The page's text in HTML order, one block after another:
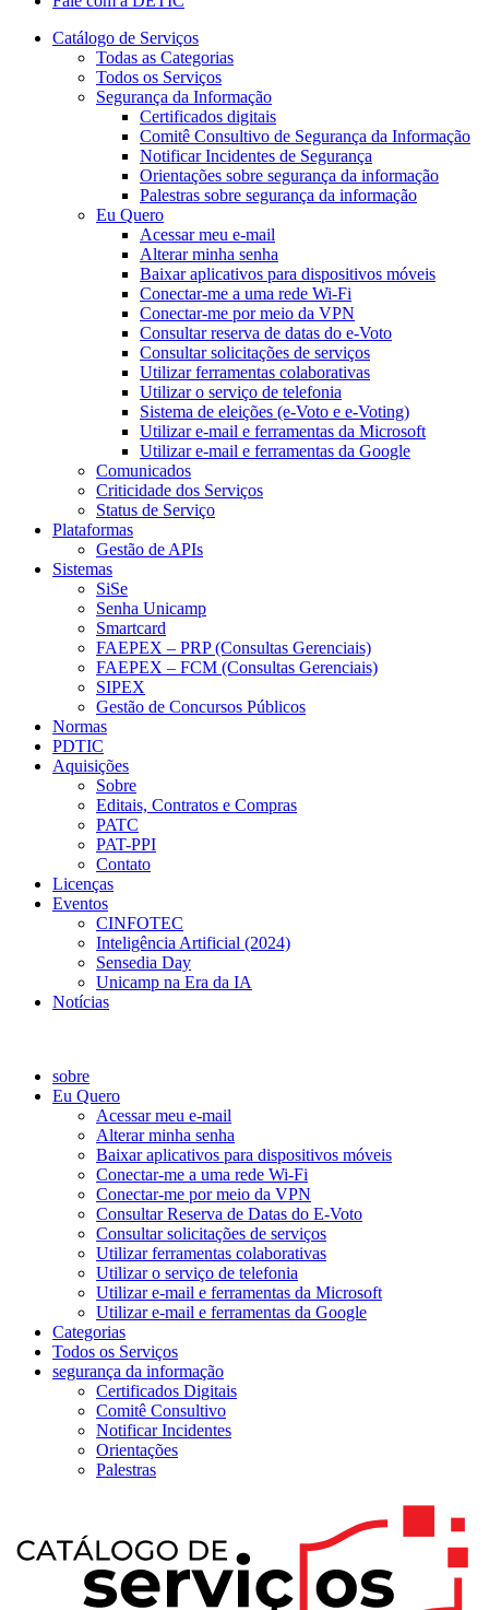
Catálogo de Serviços
Todas as Categorias
Todos os Serviços
Segurança da Informação
Certificados digitais
Comitê Consultivo de Segurança da Informação
Notificar Incidentes de Segurança
Orientações sobre segurança da informação
Palestras sobre segurança da informação
Eu Quero
Acessar meu e-mail
Alterar minha senha
Baixar aplicativos para dispositivos móveis
Conectar-me a uma rede Wi-Fi
Conectar-me por meio da VPN
Consultar reserva de datas do e-Voto
Consultar solicitações de serviços
Utilizar ferramentas colaborativas
Utilizar o serviço de telefonia
Sistema de eleições (e-Voto e e-Voting)
Utilizar e-mail e ferramentas da Microsoft
Utilizar e-mail e ferramentas da Google
Comunicados
Criticidade dos Serviços
Status de Serviço
Plataformas
Gestão de APIs
Sistemas
SiSe
Senha Unicamp
Smartcard
FAEPEX – PRP (Consultas Gerenciais)
FAEPEX – FCM (Consultas Gerenciais)
SIPEX
Gestão de Concursos Públicos
Normas
PDTIC
Aquisições
Sobre
Editais, Contratos e Compras
PATC
PAT-PPI
Contato
Licenças
Eventos
CINFOTEC
Inteligência Artificial (2024)
Sensedia Day
Unicamp na Era da IA
Notícias
sobre
Eu Quero
Acessar meu e-mail
Alterar minha senha
Baixar aplicativos para dispositivos móveis
Conectar-me a uma rede Wi-Fi
Conectar-me por meio da VPN
Consultar Reserva de Datas do E-Voto
Consultar solicitações de serviços
Utilizar ferramentas colaborativas
Utilizar o serviço de telefonia
Utilizar e-mail e ferramentas da Microsoft
Utilizar e-mail e ferramentas da Google
Categorias
Todos os Serviços
segurança da informação
Certificados Digitais
Comitê Consultivo
Notificar Incidentes
Orientações
Palestras